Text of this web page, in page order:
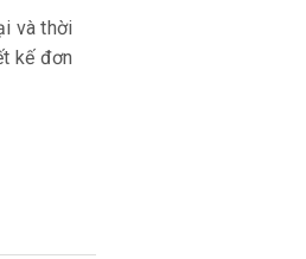
và thời
kế đơn